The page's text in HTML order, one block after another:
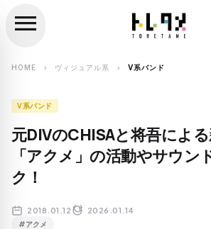
search
menu
HOME chevron_right ヴィジュアル系 chevron_right V系バンド
V系バンド
元DIVのCHISAと将吾による
「アクメ」の活動やサウン
ク！
2018.01.12 2026.01.14
#アクメ